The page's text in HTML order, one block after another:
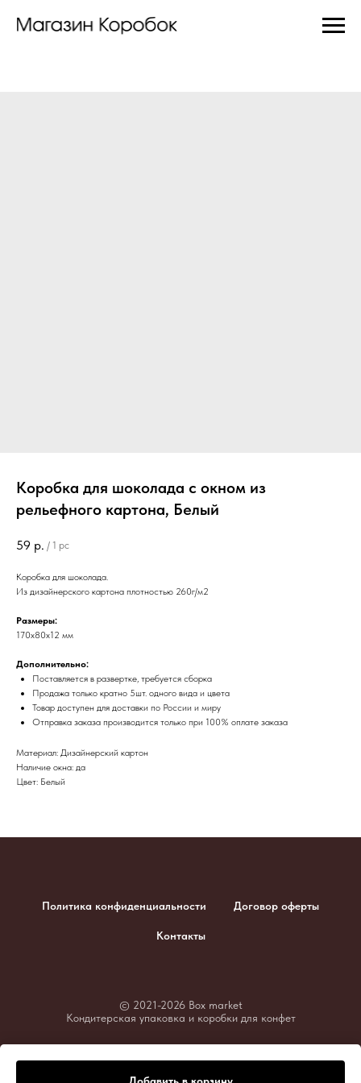
Коробка для шоколада с окном из
рельефного картона, Белый
59 р. / 1 pc
Коробка для шоколада.
Из дизайнерского картона плотностью 260г/м2
Размеры:
170х80х12 мм
Дополнительно:
Поставляется в развертке, требуется сборка
Продажа только кратно 5шт. одного вида и цвета
Товар доступен для доставки по России и миру
​Отправка заказа производится только при 100% оплате заказа
Материал: Дизайнерский картон
Наличие окна: да
Цвет: Белый
Политика конфиденциальности Договор оферты
Контакты
© 2021-2026 Box market
Кондитерская упаковка и коробки для конфет